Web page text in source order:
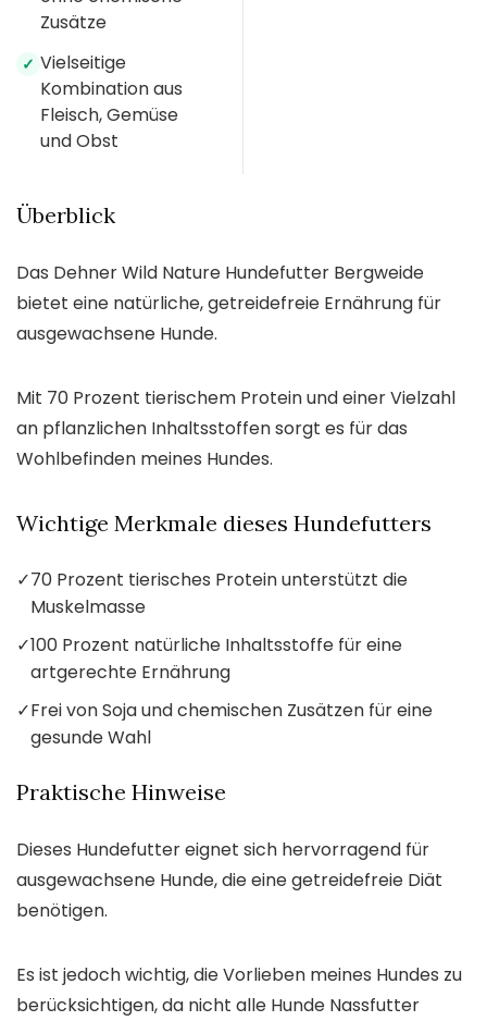
Zusätze
✓ Vielseitige
Kombination aus
Fleisch, Gemüse
und Obst
Überblick
Das Dehner Wild Nature Hundefutter Bergweide
bietet eine natürliche, getreidefreie Ernährung für
ausgewachsene Hunde.
Mit 70 Prozent tierischem Protein und einer Vielzahl
an pflanzlichen Inhaltsstoffen sorgt es für das
Wohlbefinden meines Hundes.
Wichtige Merkmale dieses Hundefutters
✓70 Prozent tierisches Protein unterstützt die
Muskelmasse
✓100 Prozent natürliche Inhaltsstoffe für eine
artgerechte Ernährung
✓Frei von Soja und chemischen Zusätzen für eine
gesunde Wahl
Praktische Hinweise
Dieses Hundefutter eignet sich hervorragend für
ausgewachsene Hunde, die eine getreidefreie Diät
benötigen.
Es ist jedoch wichtig, die Vorlieben meines Hundes zu
berücksichtigen, da nicht alle Hunde Nassfutter